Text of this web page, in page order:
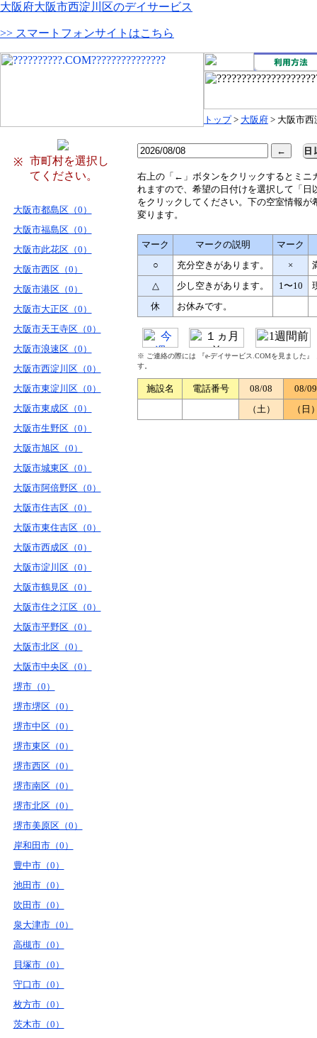
大阪府大阪市西淀川区のデイサービス
>> スマートフォンサイトはこちら
トップ> 大阪府 > 大阪市西
※
市町村を選択し
てください。
大阪市都島区（0）
大阪市福島区（0）
大阪市此花区（0）
大阪市西区（0）
大阪市港区（0）
大阪市大正区（0）
大阪市天王寺区（0）
大阪市浪速区（0）
大阪市西淀川区（0）
大阪市東淀川区（0）
大阪市東成区（0）
大阪市生野区（0）
大阪市旭区（0）
大阪市城東区（0）
大阪市阿倍野区（0）
大阪市住吉区（0）
大阪市東住吉区（0）
大阪市西成区（0）
大阪市淀川区（0）
大阪市鶴見区（0）
大阪市住之江区（0）
大阪市平野区（0）
大阪市北区（0）
大阪市中央区（0）
堺市（0）
堺市堺区（0）
堺市中区（0）
堺市東区（0）
堺市西区（0）
堺市南区（0）
堺市北区（0）
堺市美原区（0）
岸和田市（0）
豊中市（0）
池田市（0）
吹田市（0）
泉大津市（0）
高槻市（0）
貝塚市（0）
守口市（0）
枚方市（0）
茨木市（0）
右上の「←」ボタンをクリックするとミニ
れますので、希望の日付けを選択して「日
をクリックしてください。下の空室情報が
変ります。
マーク マークの説明
マーク
○
充分空きがあります。 ×
△
少し空きがあります。 1〜10
休
お休みです。
※ ご連絡の際には 『e-デイサービス.COMを見ました
す。
施設名 電話番号 08/08
08/09
（土）
（日